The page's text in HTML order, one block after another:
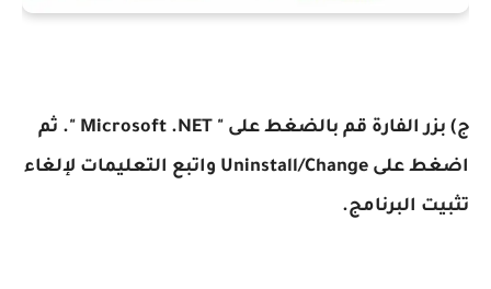
ج) بزر الفارة قم بالضغط على " Microsoft .NET ". ثم
اضغط على Uninstall/Change واتبع التعليمات لإلغاء
تثبيت البرنامج.